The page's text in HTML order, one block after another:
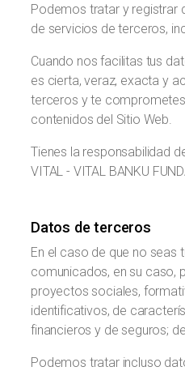
Podemos tratar y registrar
de servicios de terceros,
Cuando nos facilitas tus
es cierta, veraz, exacta y
terceros y te
contenidos del Sitio Web.
Tienes la responsabilidad
VITAL - VITAL BANKU
Datos de terceros
En el caso de que no
comunicados, en su caso,
proyectos sociales,
identificativos, de
financieros y de seguros;
Podemos tratar incluso